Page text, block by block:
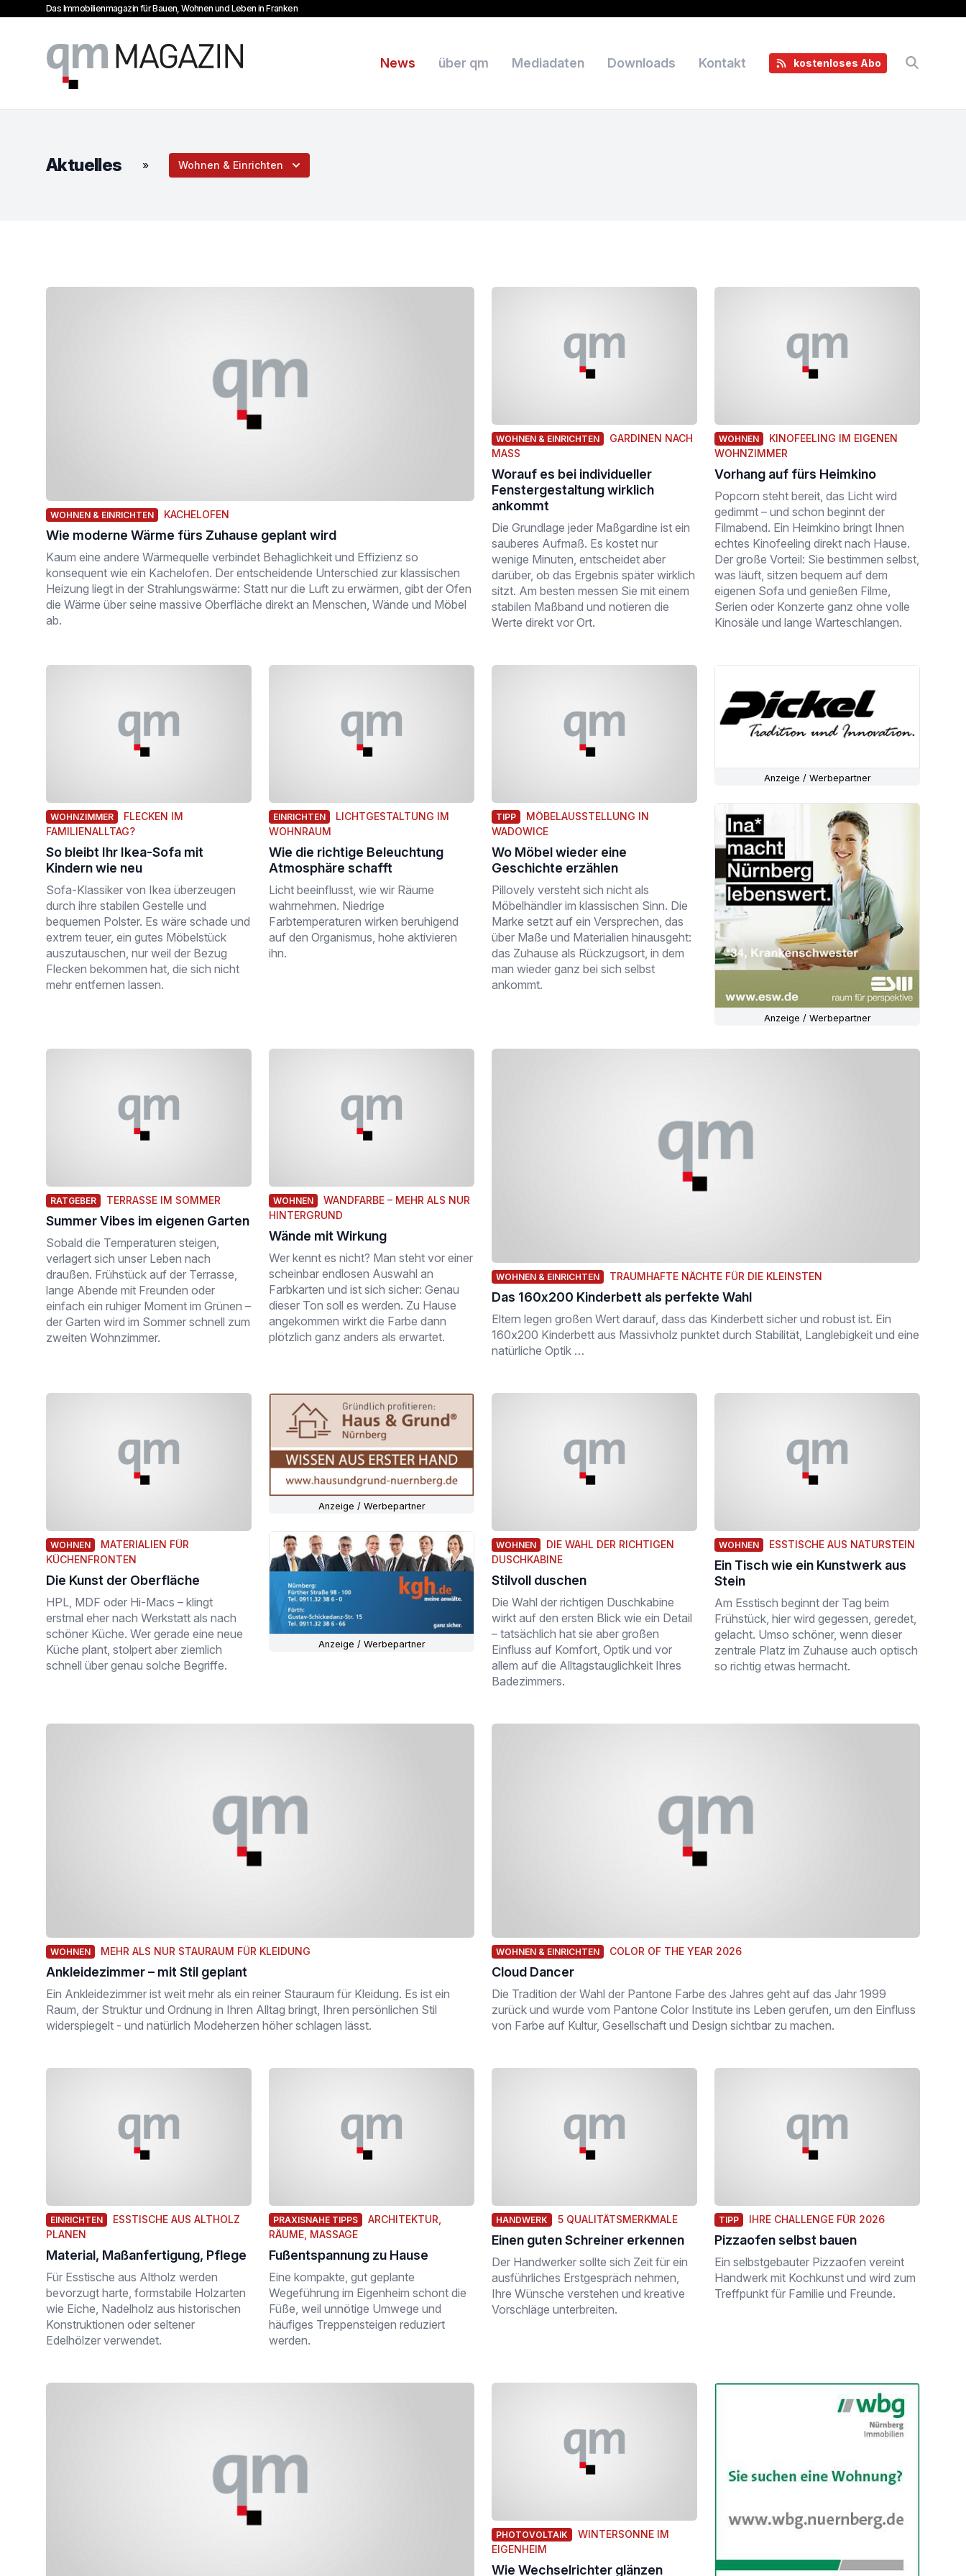
Das Immobilienmagazin für Bauen, Wohnen und Leben in Franken
qm Magazin
News über qm Mediadaten Downloads Kontakt kostenloses Abo
Aktuelles » Wohnen & Einrichten
WOHNEN & EINRICHTEN KACHELOFEN
Wie moderne Wärme fürs Zuhause geplant wird
Kaum eine andere Wärmequelle verbindet Behaglichkeit und Effizienz so
konsequent wie ein Kachelofen. Der entscheidende Unterschied zur klassischen
Heizung liegt in der Strahlungswärme: Statt nur die Luft zu erwärmen, gibt der Ofen
die Wärme über seine massive Oberfläche direkt an Menschen, Wände und Möbel
ab.
WOHNEN & EINRICHTEN
GARDINEN NACH
MASS
Worauf es bei individueller
Fenstergestaltung wirklich
ankommt
Die Grundlage jeder Maßgardine ist ein
sauberes Aufmaß. Es kostet nur
wenige Minuten, entscheidet aber
darüber, ob das Ergebnis später wirklich
sitzt. Am besten messen Sie mit einem
stabilen Maßband und notieren die
Werte direkt vor Ort.
WOHNEN
KINOFEELING IM EIGENEN
WOHNZIMMER
Vorhang auf fürs Heimkino
Popcorn steht bereit, das Licht wird
gedimmt – und schon beginnt der
Filmabend. Ein Heimkino bringt Ihnen
echtes Kinofeeling direkt nach Hause.
Der große Vorteil: Sie bestimmen selbst,
was läuft, sitzen bequem auf dem
eigenen Sofa und genießen Filme,
Serien oder Konzerte ganz ohne volle
Kinosäle und lange Warteschlangen.
WOHNZIMMER
FLECKEN IM
FAMILIENALLTAG?
So bleibt Ihr Ikea-Sofa mit
Kindern wie neu
Sofa-Klassiker von Ikea überzeugen
durch ihre stabilen Gestelle und
bequemen Polster. Es wäre schade und
extrem teuer, ein gutes Möbelstück
auszutauschen, nur weil der Bezug
Flecken bekommen hat, die sich nicht
mehr entfernen lassen.
EINRICHTEN
LICHTGESTALTUNG IM
WOHNRAUM
Wie die richtige Beleuchtung
Atmosphäre schafft
Licht beeinflusst, wie wir Räume
wahrnehmen. Niedrige
Farbtemperaturen wirken beruhigend
auf den Organismus, hohe aktivieren
ihn.
TIPP
MÖBELAUSSTELLUNG IN
WADOWICE
Wo Möbel wieder eine
Geschichte erzählen
Pillovely versteht sich nicht als
Möbelhändler im klassischen Sinn. Die
Marke setzt auf ein Versprechen, das
über Maße und Materialien hinausgeht:
das Zuhause als Rückzugsort, in dem
man wieder ganz bei sich selbst
ankommt.
Anzeige / Werbepartner
Anzeige / Werbepartner
RATGEBER TERRASSE IM SOMMER
Summer Vibes im eigenen Garten
Sobald die Temperaturen steigen,
verlagert sich unser Leben nach
draußen. Frühstück auf der Terrasse,
lange Abende mit Freunden oder
einfach ein ruhiger Moment im Grünen –
der Garten wird im Sommer schnell zum
zweiten Wohnzimmer.
WOHNEN
WANDFARBE – MEHR ALS NUR
HINTERGRUND
Wände mit Wirkung
Wer kennt es nicht? Man steht vor einer
scheinbar endlosen Auswahl an
Farbkarten und ist sich sicher: Genau
dieser Ton soll es werden. Zu Hause
angekommen wirkt die Farbe dann
plötzlich ganz anders als erwartet.
WOHNEN & EINRICHTEN TRAUMHAFTE NÄCHTE FÜR DIE KLEINSTEN
Das 160x200 Kinderbett als perfekte Wahl
Eltern legen großen Wert darauf, dass das Kinderbett sicher und robust ist. Ein
160x200 Kinderbett aus Massivholz punktet durch Stabilität, Langlebigkeit und eine
natürliche Optik …
WOHNEN
MATERIALIEN FÜR
KÜCHENFRONTEN
Die Kunst der Oberfläche
HPL, MDF oder Hi-Macs – klingt
erstmal eher nach Werkstatt als nach
schöner Küche. Wer gerade eine neue
Küche plant, stolpert aber ziemlich
schnell über genau solche Begriffe.
Anzeige / Werbepartner
Anzeige / Werbepartner
WOHNEN
DIE WAHL DER RICHTIGEN
DUSCHKABINE
Stilvoll duschen
Die Wahl der richtigen Duschkabine
wirkt auf den ersten Blick wie ein Detail
– tatsächlich hat sie aber großen
Einfluss auf Komfort, Optik und vor
allem auf die Alltagstauglichkeit Ihres
Badezimmers.
WOHNEN ESSTISCHE AUS NATURSTEIN
Ein Tisch wie ein Kunstwerk aus
Stein
Am Esstisch beginnt der Tag beim
Frühstück, hier wird gegessen, geredet,
gelacht. Umso schöner, wenn dieser
zentrale Platz im Zuhause auch optisch
so richtig etwas hermacht.
WOHNEN MEHR ALS NUR STAURAUM FÜR KLEIDUNG
Ankleidezimmer – mit Stil geplant
Ein Ankleidezimmer ist weit mehr als ein reiner Stauraum für Kleidung. Es ist ein
Raum, der Struktur und Ordnung in Ihren Alltag bringt, Ihren persönlichen Stil
widerspiegelt - und natürlich Modeherzen höher schlagen lässt.
WOHNEN & EINRICHTEN COLOR OF THE YEAR 2026
Cloud Dancer
Die Tradition der Wahl der Pantone Farbe des Jahres geht auf das Jahr 1999
zurück und wurde vom Pantone Color Institute ins Leben gerufen, um den Einfluss
von Farbe auf Kultur, Gesellschaft und Design sichtbar zu machen.
EINRICHTEN
ESSTISCHE AUS ALTHOLZ
PLANEN
Material, Maßanfertigung, Pflege
Für Esstische aus Altholz werden
bevorzugt harte, formstabile Holzarten
wie Eiche, Nadelholz aus historischen
Konstruktionen oder seltener
Edelhölzer verwendet.
PRAXISNAHE TIPPS
ARCHITEKTUR,
RÄUME, MASSAGE
Fußentspannung zu Hause
Eine kompakte, gut geplante
Wegeführung im Eigenheim schont die
Füße, weil unnötige Umwege und
häufiges Treppensteigen reduziert
werden.
HANDWERK 5 QUALITÄTSMERKMALE
Einen guten Schreiner erkennen
Der Handwerker sollte sich Zeit für ein
ausführliches Erstgespräch nehmen,
Ihre Wünsche verstehen und kreative
Vorschläge unterbreiten.
TIPP IHRE CHALLENGE FÜR 2026
Pizzaofen selbst bauen
Ein selbstgebauter Pizzaofen vereint
Handwerk mit Kochkunst und wird zum
Treffpunkt für Familie und Freunde.
PHOTOVOLTAIK
WINTERSONNE IM
EIGENHEIM
Wie Wechselrichter glänzen